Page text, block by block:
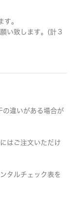
す。
い致します。(計３
違いがある場合が
はご注文いただけ
タルチェック表を